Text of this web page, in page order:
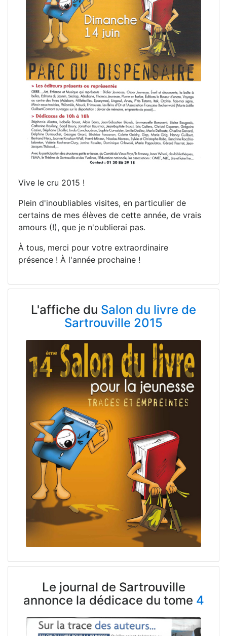
Vive le cru 2015 !
Plein d'inoubliables visites, en particulier de
certains de mes élèves de cette année, de vrais
amours (!), que je n'oublierai pas.
À tous, merci pour votre extraordinaire
présence ! À l'année prochaine !
L'affiche du Salon du livre de
Sartrouville 2015
Le journal de Sartrouville
annonce la dédicace du tome 4